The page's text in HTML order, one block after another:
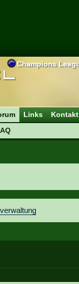
Champions
Links Kontakt